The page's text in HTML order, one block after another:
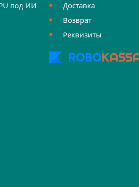
под ИИ
Доставка
Возврат
Реквизиты